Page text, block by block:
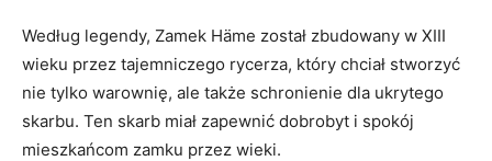
⁣Według legendy, Zamek Häme⁤ został⁤ zbudowany⁣ w XIII
wieku przez tajemniczego rycerza,‌ który chciał stworzyć ​
nie tylko warownię, ‍ale także schronienie dla ukrytego
skarbu. Ten skarb miał ​zapewnić ‌dobrobyt ⁤i‌ spokój
mieszkańcom⁣ zamku ⁣przez wieki.